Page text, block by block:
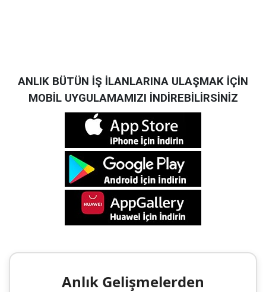
ANLIK BÜTÜN İŞ İLANLARINA ULAŞMAK İÇİN
MOBİL UYGULAMAMIZI İNDİREBİLİRSİNİZ
Anlık Gelişmelerden